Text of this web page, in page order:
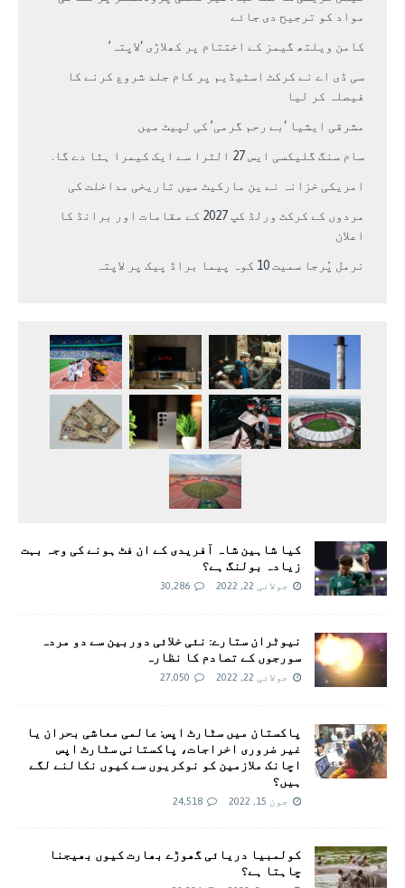
مواد کو ترجیح دی جائے
کامن ویلتھ گیمز کے اختتام پر کھلاڑی ‘لاپتہ’
سی ڈی اے نے کرکٹ اسٹیڈیم پر کام جلد شروع کرنے کا
فیصلہ کر لیا
مشرقی ایشیا ‘بے رحم گرمی’ کی لپیٹ میں
سام سنگ گلیکسی ایس 27 الٹرا سے ایک کیمرا ہٹا دے گا.
امریکی خزانہ نے ین مارکیٹ میں تاریخی مداخلت کی
مردوں کے کرکٹ ورلڈ کپ 2027 کے مقامات اور برانڈ کا
اعلان
نرمل پُرجا سمیت 10 کوہ پیما براڈ پیک پر لاپتہ
کیا شاہین شاہ آفریدی کے ان فٹ ہونے کی وجہ بہت
زیادہ بولنگ ہے؟
جولائی 22, 2022 30,286
نیوٹران ستارے: نئی خلائی دوربین سے دو مردہ
سورجوں کے تصادم کا نظارہ
جولائی 22, 2022 27,050
پاکستان میں سٹارٹ اپس: عالمی معاشی بحران یا
غیر ضروری اخراجات، پاکستانی سٹارٹ اپس
اچانک ملازمین کو نوکریوں سے کیوں نکالنے لگے
ہیں؟
جون 15, 2022 24,518
کولمبیا دریائی گھوڑے بھارت کیوں بھیجنا
چاہتا ہے؟